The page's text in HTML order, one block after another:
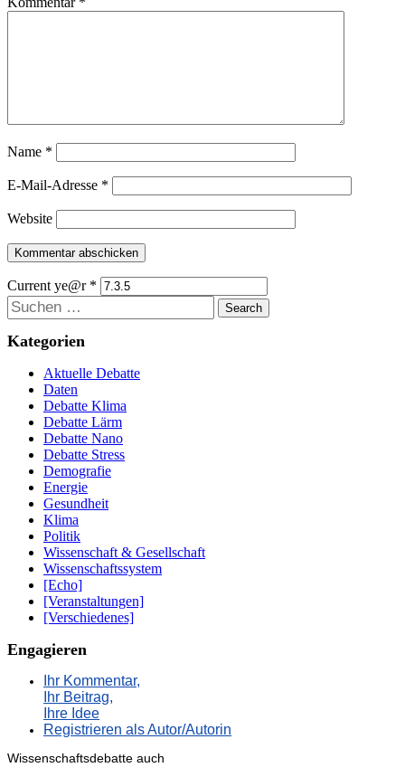
Name *
E-Mail-Adresse *
Website
Current ye@r *
Suchen
Kategorien
Aktuelle Debatte
Daten
Debatte Klima
Debatte Lärm
Debatte Nano
Debatte Stress
Demografie
Energie
Gesundheit
Klima
Politik
Wissenschaft & Gesellschaft
Wissenschaftssystem
[Echo]
[Veranstaltungen]
[Verschiedenes]
Engagieren
Ihr Kommentar,
Ihr Beitrag,
Ihre Idee
Registrieren als Autor/Autorin
Wissenschaftsdebatte auch